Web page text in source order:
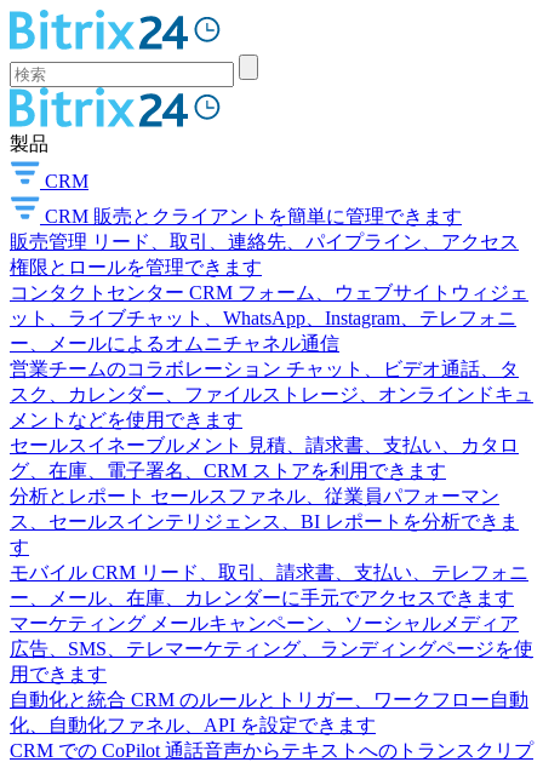
製品
CRM
CRM 販売とクライアントを簡単に管理できます
販売管理 リード、取引、連絡先、パイプライン、アクセス
権限とロールを管理できます
コンタクトセンター CRM フォーム、ウェブサイトウィジェ
ット、ライブチャット、WhatsApp、Instagram、テレフォニ
ー、メールによるオムニチャネル通信
営業チームのコラボレーション チャット、ビデオ通話、タ
スク、カレンダー、ファイルストレージ、オンラインドキュ
メントなどを使用できます
セールスイネーブルメント
見積、請求書、支払い、カタロ
グ、在庫、電子署名、CRM ストアを利用できます
分析とレポート セールスファネル、従業員パフォーマン
ス、セールスインテリジェンス、BI レポートを分析できま
す
モバイル CRM リード、取引、請求書、支払い、テレフォニ
ー、メール、在庫、カレンダーに手元でアクセスできます
マーケティング メールキャンペーン、ソーシャルメディア
広告、SMS、テレマーケティング、ランディングページを使
用できます
自動化と統合 CRM のルールとトリガー、ワークフロー自動
化、自動化ファネル、API を設定できます
CRM での CoPilot 通話音声からテキストへのトランスクリプ